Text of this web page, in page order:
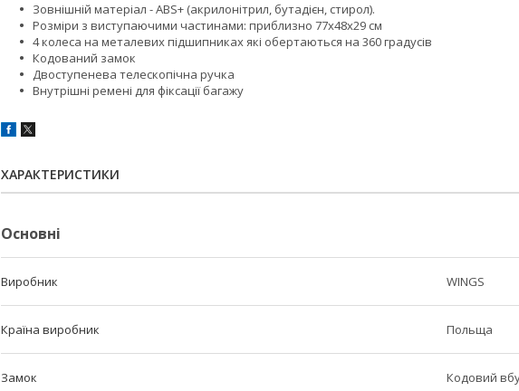
Зовнішній матеріал - ABS+ (акрилонітрил, бутадієн, стирол).
Розміри з виступаючими частинами: приблизно 77x48x29 см
4 колеса на металевих підшипниках які обертаються на 360 градусів
Кодований замок
Двоступенева телескопічна ручка
Внутрішні ремені для фіксації багажу
ХАРАКТЕРИСТИКИ
Основні
Виробник WINGS
Країна виробник Польща
Замок Кодовий